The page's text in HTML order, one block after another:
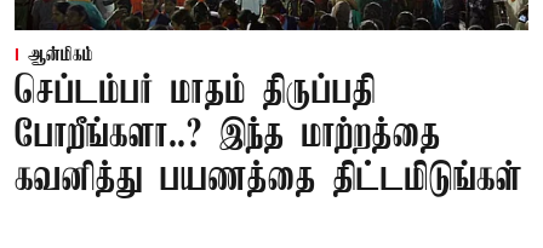
ஆன்மிகம்
செப்டம்பர் மாதம் திருப்பதி
போறீங்களா..? இந்த மாற்றத்தை
கவனித்து பயணத்தை திட்டமிடுங்கள்